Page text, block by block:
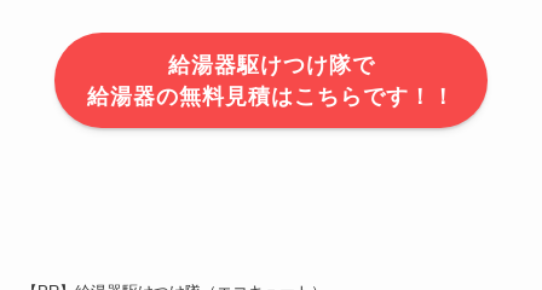
給湯器駆けつけ隊で
給湯器の無料見積はこちらです！！